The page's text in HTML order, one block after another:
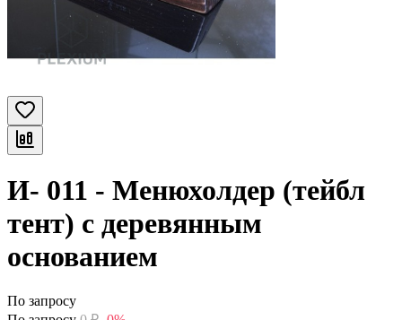
И- 011 - Менюхолдер (тейбл
тент) с деревянным
основанием
По запросу